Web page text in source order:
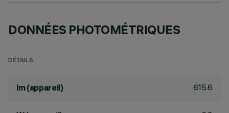
DONNÉES PHOTOMÉTRIQUES
DÉTAILS
lm (appareil) 615.6